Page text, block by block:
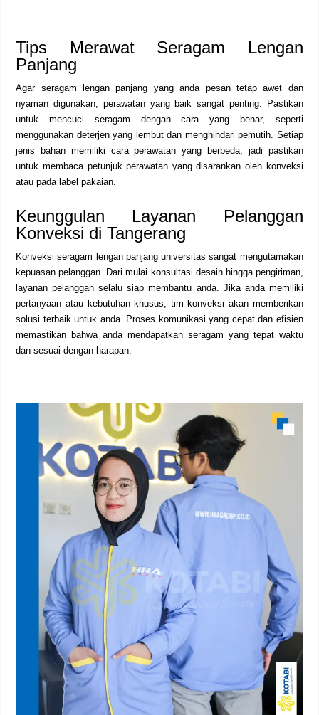
Tips Merawat Seragam Lengan
Panjang
Agar seragam lengan panjang yang anda pesan tetap awet dan
nyaman digunakan, perawatan yang baik sangat penting. Pastikan
untuk mencuci seragam dengan cara yang benar, seperti
menggunakan deterjen yang lembut dan menghindari pemutih. Setiap
jenis bahan memiliki cara perawatan yang berbeda, jadi pastikan
untuk membaca petunjuk perawatan yang disarankan oleh konveksi
atau pada label pakaian.
Keunggulan Layanan Pelanggan
Konveksi di Tangerang
Konveksi seragam lengan panjang universitas sangat mengutamakan
kepuasan pelanggan. Dari mulai konsultasi desain hingga pengiriman,
layanan pelanggan selalu siap membantu anda. Jika anda memiliki
pertanyaan atau kebutuhan khusus, tim konveksi akan memberikan
solusi terbaik untuk anda. Proses komunikasi yang cepat dan efisien
memastikan bahwa anda mendapatkan seragam yang tepat waktu
dan sesuai dengan harapan.